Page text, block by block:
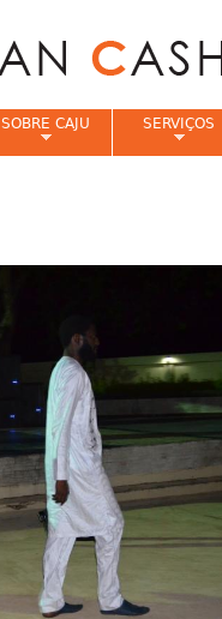
SOBRE CAJU SERVIÇOS